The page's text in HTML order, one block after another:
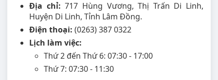
Địa chỉ: 717 Hùng Vương, Thị Trấn Di Linh,
Huyện Di Linh, Tỉnh Lâm Đồng.
Điện thoại: (0263) 387 0322
Lịch làm việc:
Thứ 2 đến Thứ 6: 07:30 - 17:00
Thứ 7: 07:30 - 11:30